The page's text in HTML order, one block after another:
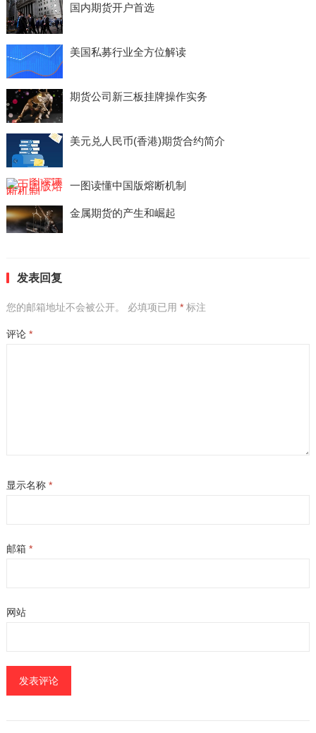
国内期货开户首选
美国私募行业全方位解读
期货公司新三板挂牌操作实务
美元兑人民币(香港)期货合约简介
一图读懂中国版熔断机制
金属期货的产生和崛起
发表回复
您的邮箱地址不会被公开。 必填项已用 *标注
评论 *
显示名称 *
邮箱 *
网站